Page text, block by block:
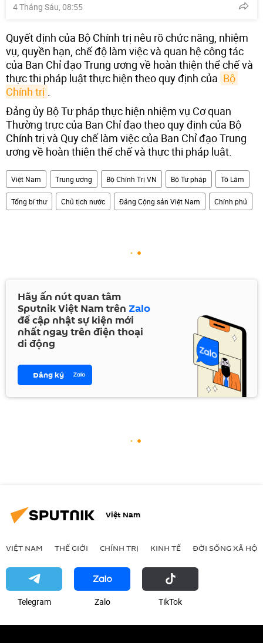
4 Tháng Sáu, 08:55
Quyết định của Bộ Chính trị nêu rõ chức năng, nhiệm
vụ, quyền hạn, chế độ làm việc và quan hệ công tác
của Ban Chỉ đạo Trung ương về hoàn thiện thể chế và
thực thi pháp luật thực hiện theo quy định của Bộ
Chính trị
Đảng ủy Bộ Tư pháp thực hiện nhiệm vụ Cơ quan
Thường trực của Ban Chỉ đạo theo quy định của Bộ
Chính trị và Quy chế làm việc của Ban Chỉ đạo Trung
ương về hoàn thiện thể chế và thực thi pháp luật.
Việt Nam Trung ương Bộ Chính Trị VN Bộ Tư pháp Tô Lâm
Tổng bí thư Chủ tịch nước Đảng Cộng sản Việt Nam Chính phủ
Hãy ấn nút quan tâm
Sputnik Việt Nam trên Zalo
để cập nhật sự kiện mới
nhất ngay trên điện thoại
di động
Đăng ký
Việt Nam
VIỆT NAM THẾ GIỚI CHÍNH TRỊ KINH TẾ ĐỜI SỐNG XÃ HỘI
Telegram Zalo ТikТоk